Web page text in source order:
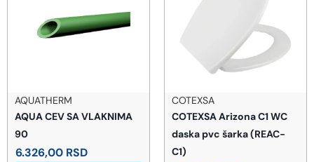
COTEXSA
COTEXSA Arizona C1 WC
daska pvc šarka (REAC-
C1)
AWENTA
AWENTA Reviziona vrata
20×30 (DT14)
1.023,00